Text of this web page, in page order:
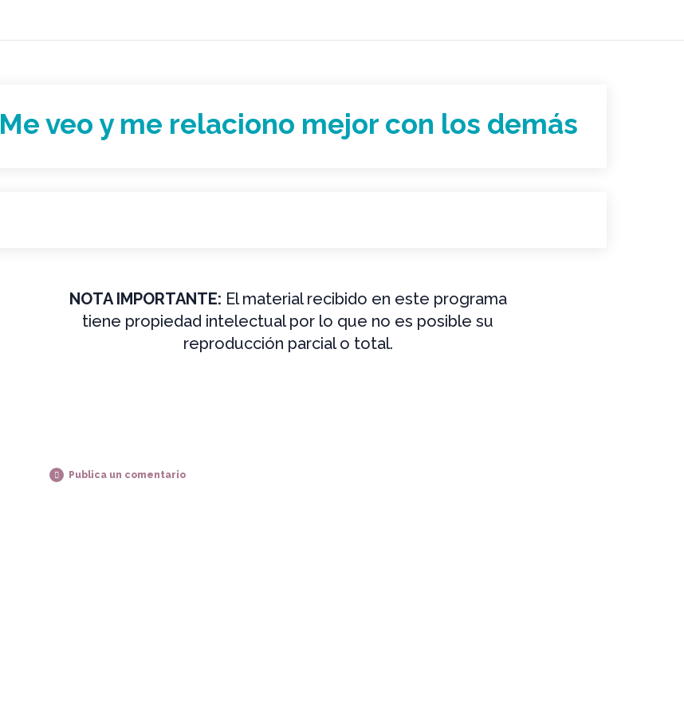
Me veo y me relaciono mejor con los demás
NOTA IMPORTANTE: El material recibido en este programa
tiene propiedad intelectual por lo que no es posible su
reproducción parcial o total.
Publica un comentario